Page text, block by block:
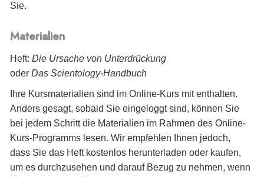
Sie.
Materialien
Heft: Die Ursache von Unterdrückung
oder Das Scientology-Handbuch
Ihre Kursmaterialien sind im Online-Kurs mit enthalten.
Anders gesagt, sobald Sie eingeloggt sind, können Sie
bei jedem Schritt die Materialien im Rahmen des Online-
Kurs-Programms lesen. Wir empfehlen Ihnen jedoch,
dass Sie das Heft kostenlos herunterladen oder kaufen,
um es durchzusehen und darauf Bezug zu nehmen, wenn